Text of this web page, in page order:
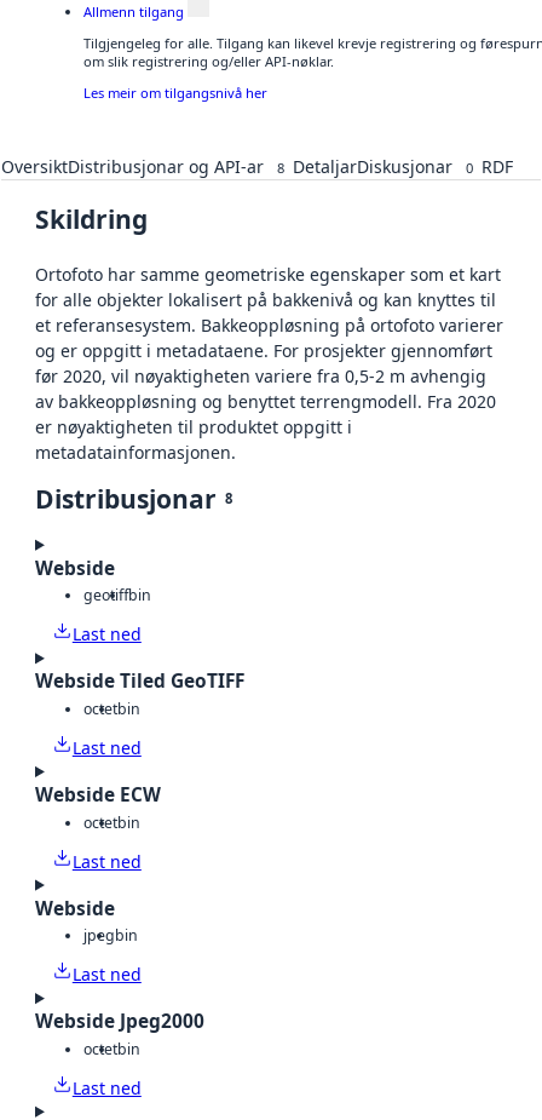
Allmenn tilgang
Tilgjengeleg for alle. Tilgang kan likevel krevje registrering og
om slik registrering og/eller API-nøklar.
Les meir om tilgangsnivå her
OversiktDistribusjonar og API-ar 8 DetaljarDiskusjonar 0 RDF
Skildring
Ortofoto har samme geometriske egenskaper som et kart
for alle objekter lokalisert på bakkenivå og kan knyttes til
et referansesystem. Bakkeoppløsning på ortofoto varierer
og er oppgitt i metadataene. For prosjekter gjennomført
før 2020, vil nøyaktigheten variere fra 0,5-2 m avhengig
av bakkeoppløsning og benyttet terrengmodell. Fra 2020
er nøyaktigheten til produktet oppgitt i
metadatainformasjonen.
Distribusjonar 8
Webside
geotiffbin
Last ned
Webside Tiled GeoTIFF
octetbin
Last ned
Webside ECW
octetbin
Last ned
Webside
jpegbin
Last ned
Webside Jpeg2000
octetbin
Last ned